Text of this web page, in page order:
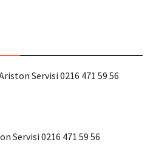
Servisi 0216 471 59 56
Servisi 0216 471 59 56